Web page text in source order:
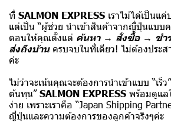
ที่ SALMON EXPRESS เราไม่ได้เป็นแ
แต่เป็น “ผู้ช่วย นำเข้าสินค้าจากญี่ปุ่นแบบ
ตอนให้คุณตั้งแต่ ค้นหา → สั่งซื้อ → ชำ
ส่งถึงบ้านครบจบในที่เดียว! ไม่ต้องประ
ค่ะ
ไม่ว่าจะเน้นคุณจะต้องการนำเข้าแบบ “เร็
ต้นทุน” SALMON EXPRESS พร้อมดูแล
ง่าย เพราะเราคือ “Japan Shipping
ญี่ปุ่นและความต้องการของลูกค้าจริงๆค่ะ